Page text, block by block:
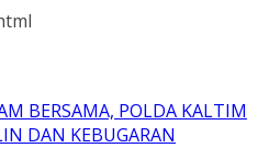
BERSAMA, POLDA KALTIM
DAN KEBUGARAN